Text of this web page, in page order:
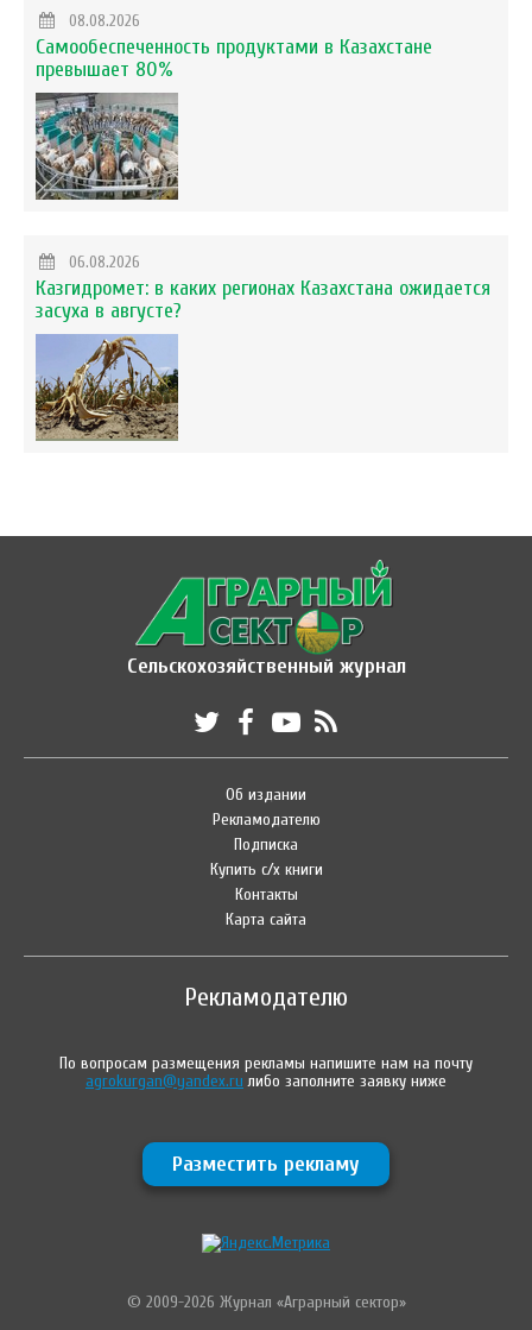
08.08.2026
Самообеспеченность продуктами в Казахстане
превышает 80%
06.08.2026
Казгидромет: в каких регионах Казахстана ожидается
засуха в августе?
Сельскохозяйственный журнал
Об издании
Рекламодателю
Подписка
Купить с/х книги
Контакты
Карта сайта
Рекламодателю
По вопросам размещения рекламы напишите нам на почту
agrokurgan@yandex.ru либо заполните заявку ниже
Разместить рекламу
© 2009-2026 Журнал «Аграрный сектор»